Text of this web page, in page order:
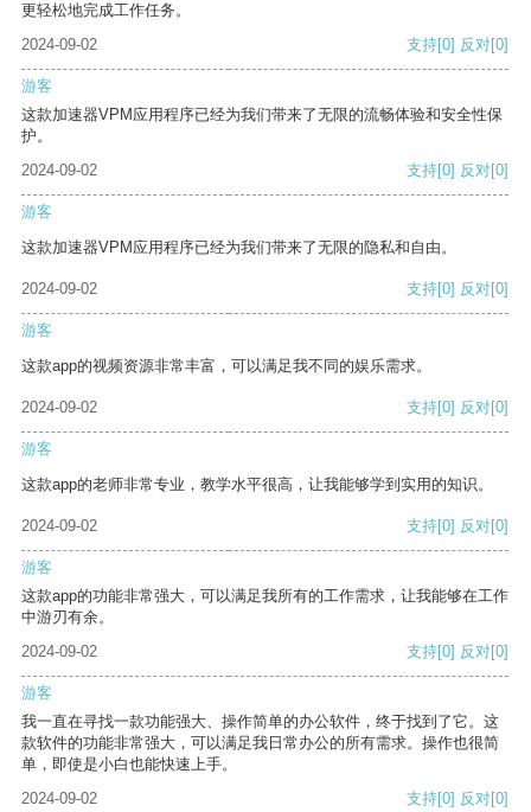
更轻松地完成工作任务。
2024-09-02
支持[0] 反对[0]
游客
这款加速器VPM应用程序已经为我们带来了无限的流畅体验和安全性保
护。
2024-09-02
支持[0] 反对[0]
游客
这款加速器VPM应用程序已经为我们带来了无限的隐私和自由。
2024-09-02 支持[0] 反对[0]
游客
这款app的视频资源非常丰富，可以满足我不同的娱乐需求。
2024-09-02 支持[0] 反对[0]
游客
这款app的老师非常专业，教学水平很高，让我能够学到实用的知识。
2024-09-02 支持[0] 反对[0]
游客
这款app的功能非常强大，可以满足我所有的工作需求，让我能够在工作
中游刃有余。
2024-09-02
支持[0] 反对[0]
游客
我一直在寻找一款功能强大、操作简单的办公软件，终于找到了它。这
款软件的功能非常强大，可以满足我日常办公的所有需求。操作也很简
单，即使是小白也能快速上手。
2024-09-02
支持[0] 反对[0]